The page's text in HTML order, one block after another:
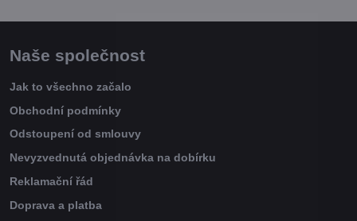
Naše společnost
Jak to všechno začalo
Obchodní podmínky
Odstoupení od smlouvy
Nevyzvednutá objednávka na dobírku
Reklamační řád
Doprava a platba